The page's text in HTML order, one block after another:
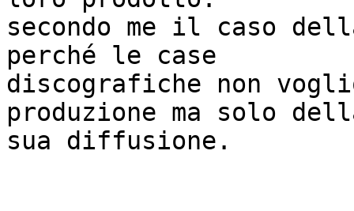
secondo me il caso
perché le case
discografiche non
produzione ma solo
sua diffusione.